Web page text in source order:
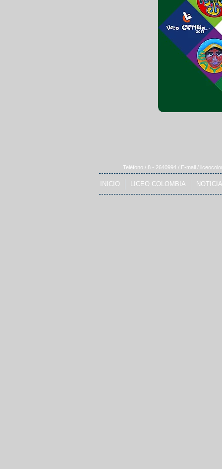
INICIO LICEO COLOMBIA
Teléfono / 8 - 2640994 / E-mail /